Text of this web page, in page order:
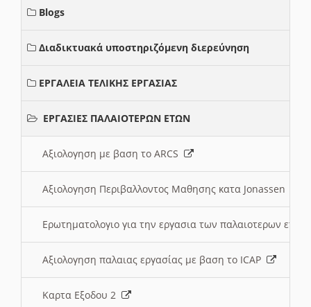
Blogs
Διαδικτυακά υποστηριζόμενη διερεύνηση
ΕΡΓΑΛΕΙΑ ΤΕΛΙΚΗΣ ΕΡΓΑΣΙΑΣ
ΕΡΓΑΣΙΕΣ ΠΑΛΑΙΟΤΕΡΩΝ ΕΤΩΝ
Αξιολογηση με βαση το ARCS
Αξιολογηση Περιβαλλοντος Μαθησης κατα Jonassen
Ερωτηματολογιο για την εργασια των παλαιοτερων
Αξιολογηση παλαιας εργασίας με βαση το ICAP
Καρτα Εξοδου 2